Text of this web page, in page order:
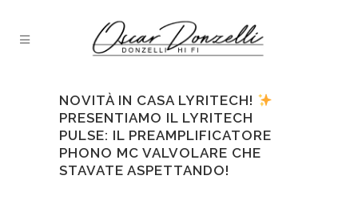
NOVITÀ IN CASA LYRITECH!
PRESENTIAMO IL LYRITECH
PULSE: IL PREAMPLIFICATORE
PHONO MC VALVOLARE CHE
STAVATE ASPETTANDO!